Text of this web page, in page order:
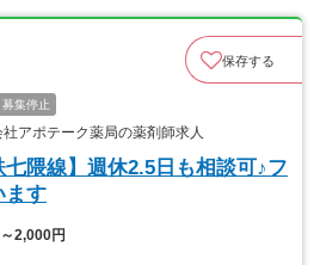
保存する
募集停止
ポテーク薬局の薬剤師求人
七隈線】週休2.5日も相談可♪フ
ます
2,000円